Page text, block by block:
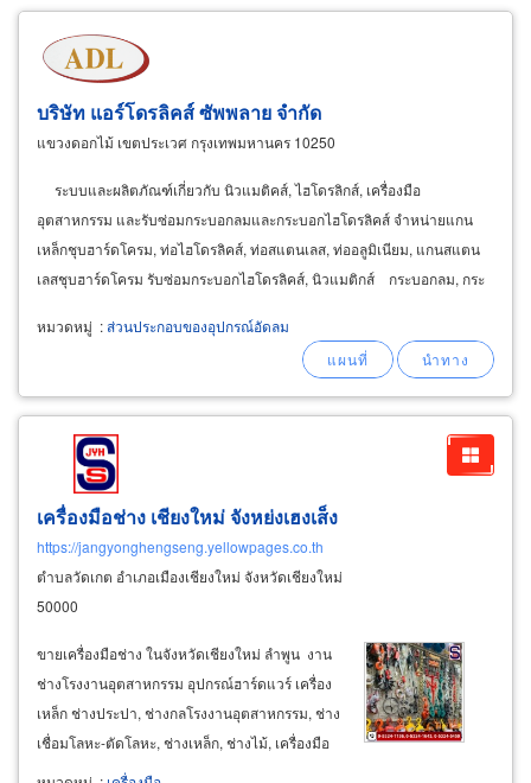
บริษัท แอร์โดรลิคส์ ซัพพลาย จำกัด
แขวงดอกไม้ เขตประเวศ กรุงเทพมหานคร 10250
ระบบและผลิตภัณฑ์เกี่ยวกับ นิวแมติคส์, ไฮโดรลิกส์, เครื่องมือ
อุตสาหกรรม และรับซ่อมกระบอกลมและกระบอกไฮโดรลิคส์ จำหน่ายแกน
เหล็กชุบฮาร์ดโครม, ท่อไฮโดรลิคส์, ท่อสแตนเลส, ท่ออลูมิเนียม, แกนสแตน
เลสชุบฮาร์ดโครม รับซ่อมกระบอกไฮโดรลิคส์, นิวแมติกส์ กระบอกลม, กระ
หมวดหมู่ :ส่วนประกอบของอุปกรณ์อัดลม
เครื่องมือช่าง เชียงใหม่ จังหย่งเฮงเส็ง
https://jangyonghengseng.yellowpages.co.th
ตำบลวัดเกต อำเภอเมืองเชียงใหม่ จังหวัดเชียงใหม่
50000
ขายเครื่องมือช่าง ในจังหวัดเชียงใหม่ ลำพูน งาน
ช่างโรงงานอุตสาหกรรม อุปกรณ์ฮาร์ดแวร์ เครื่อง
เหล็ก ช่างประปา, ช่างกลโรงงานอุตสาหกรรม, ช่าง
เชื่อมโลหะ-ตัดโลหะ, ช่างเหล็ก, ช่างไม้, เครื่องมือ
เวิร์คช้อป เครื่องมือก่อสร้าง มีอุปกรณ์วัสดุเครื่องมือ